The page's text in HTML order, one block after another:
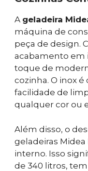
A geladeira
máquina de
peça de design.
acabamento em
toque de
cozinha. O inox
facilidade de
qualquer cor ou
Além disso, o
geladeiras
interno. Isso
de 340 litros,